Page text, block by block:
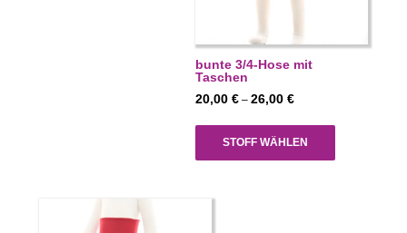
bunte 3/4-Hose mit
Taschen
20,00€ –26,00€Preisspanne:
26,00 €
STOFF WÄHLEN